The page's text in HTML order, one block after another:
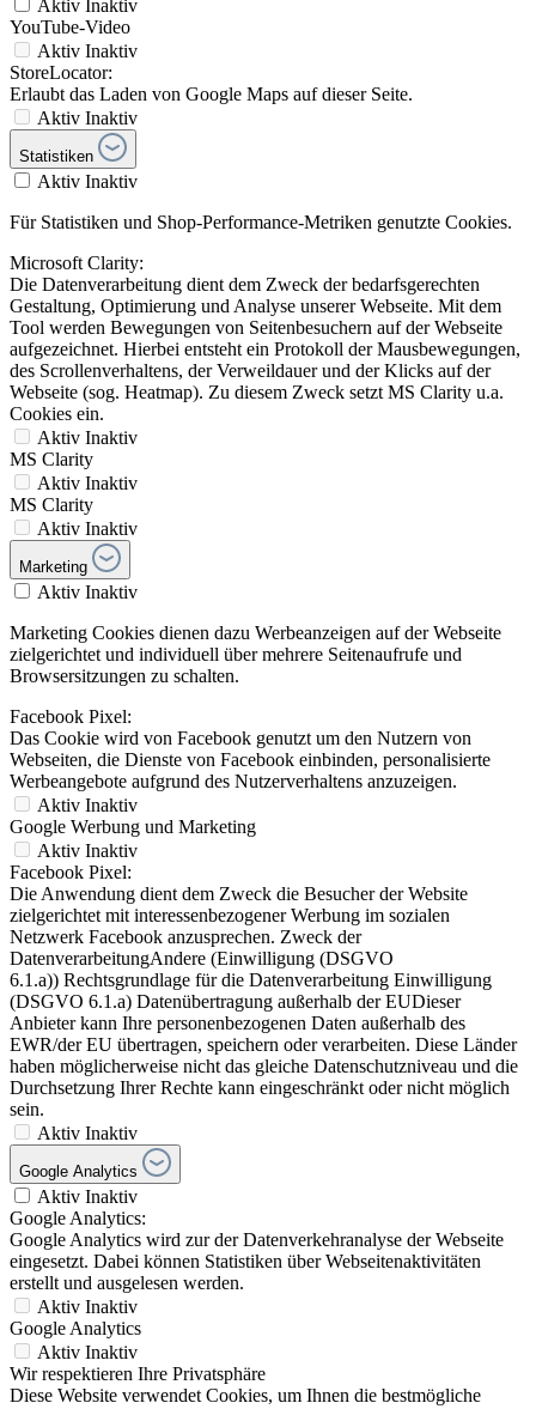
Aktiv Inaktiv
YouTube-Video
Aktiv Inaktiv
StoreLocator:
Erlaubt das Laden von Google Maps auf dieser Seite.
Aktiv Inaktiv
Statistiken
Aktiv Inaktiv
Für Statistiken und Shop-Performance-Metriken genutzte Cookies.
Microsoft Clarity:
Die Datenverarbeitung dient dem Zweck der bedarfsgerechten
Gestaltung, Optimierung und Analyse unserer Webseite. Mit dem
Tool werden Bewegungen von Seitenbesuchern auf der Webseite
aufgezeichnet. Hierbei entsteht ein Protokoll der Mausbewegungen,
des Scrollenverhaltens, der Verweildauer und der Klicks auf der
Webseite (sog. Heatmap). Zu diesem Zweck setzt MS Clarity u.a.
Cookies ein.
Aktiv Inaktiv
MS Clarity
Aktiv Inaktiv
MS Clarity
Aktiv Inaktiv
Marketing
Aktiv Inaktiv
Marketing Cookies dienen dazu Werbeanzeigen auf der Webseite
zielgerichtet und individuell über mehrere Seitenaufrufe und
Browsersitzungen zu schalten.
Facebook Pixel:
Das Cookie wird von Facebook genutzt um den Nutzern von
Webseiten, die Dienste von Facebook einbinden, personalisierte
Werbeangebote aufgrund des Nutzerverhaltens anzuzeigen.
Aktiv Inaktiv
Google Werbung und Marketing
Aktiv Inaktiv
Facebook Pixel:
Die Anwendung dient dem Zweck die Besucher der Website
zielgerichtet mit interessenbezogener Werbung im sozialen
Netzwerk Facebook anzusprechen. Zweck der
DatenverarbeitungAndere (Einwilligung (DSGVO
6.1.a)) Rechtsgrundlage für die Datenverarbeitung Einwilligung
(DSGVO 6.1.a) Datenübertragung außerhalb der EUDieser
Anbieter kann Ihre personenbezogenen Daten außerhalb des
EWR/der EU übertragen, speichern oder verarbeiten. Diese Länder
haben möglicherweise nicht das gleiche Datenschutzniveau und die
Durchsetzung Ihrer Rechte kann eingeschränkt oder nicht möglich
sein.
Aktiv Inaktiv
Google Analytics
Aktiv Inaktiv
Google Analytics:
Google Analytics wird zur der Datenverkehranalyse der Webseite
eingesetzt. Dabei können Statistiken über Webseitenaktivitäten
erstellt und ausgelesen werden.
Aktiv Inaktiv
Google Analytics
Aktiv Inaktiv
Wir respektieren Ihre Privatsphäre
Diese Website verwendet Cookies, um Ihnen die bestmögliche